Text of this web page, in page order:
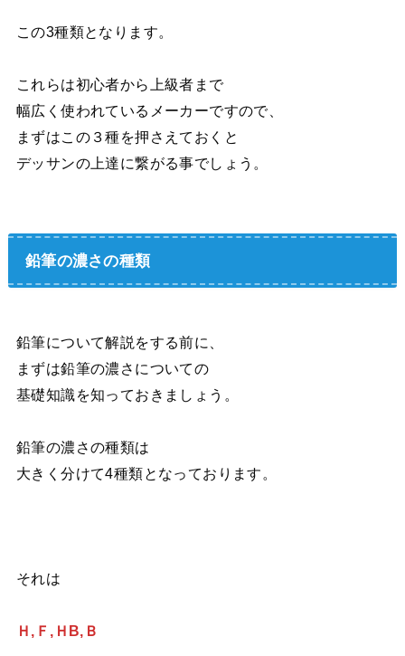
この3種類となります。
これらは初心者から上級者まで
幅広く使われているメーカーですので、
まずはこの３種を押さえておくと
デッサンの上達に繋がる事でしょう。
鉛筆の濃さの種類
鉛筆について解説をする前に、
まずは鉛筆の濃さについての
基礎知識を知っておきましょう。
鉛筆の濃さの種類は
大きく分けて4種類となっております。
それは
Ｈ,Ｆ,ＨB,Ｂ